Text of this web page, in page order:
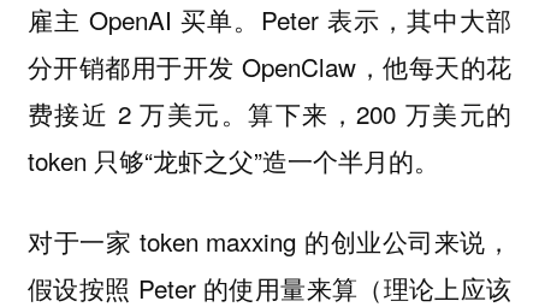
雇主 OpenAI 买单。Peter 表示，其中大部
分开销都用于开发 OpenClaw，他每天的花
费接近 2 万美元。算下来，200 万美元的
token 只够“龙虾之父”造一个半月的。
对于一家 token maxxing 的创业公司来说，
假设按照 Peter 的使用量来算（理论上应该